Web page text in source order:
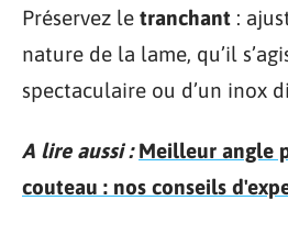
Préservez le tranchant :
nature de la lame, qu’il
spectaculaire ou d’un inox
A lire aussi : Meilleur angle
couteau : nos conseils